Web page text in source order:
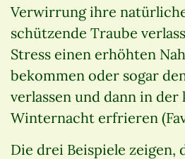
Verwirrung ihre
schützende Traube
Stress einen erhöhten
bekommen oder sogar
verlassen und dann in der
Winternacht erfrieren
Die drei Beispiele zeigen,